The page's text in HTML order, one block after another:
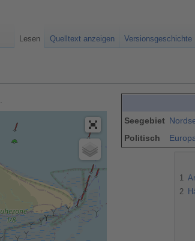
Seegebiet
Politisch
.
1
2
Lesen Quelltext anzeigen Versionsgeschichte